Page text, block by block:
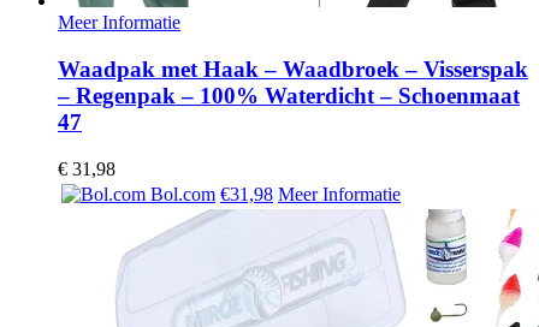
Meer Informatie
Waadpak met Haak – Waadbroek – Visserspak
– Regenpak – 100% Waterdicht – Schoenmaat
47
€ 31,98
Bol.com €31,98 Meer Informatie